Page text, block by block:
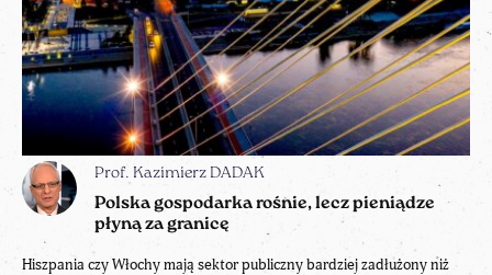
Prof. Kazimierz DADAK
Polska gospodarka rośnie, lecz pieniądze
płyną za granicę
Hiszpania czy Włochy mają sektor publiczny bardziej zadłużony niż